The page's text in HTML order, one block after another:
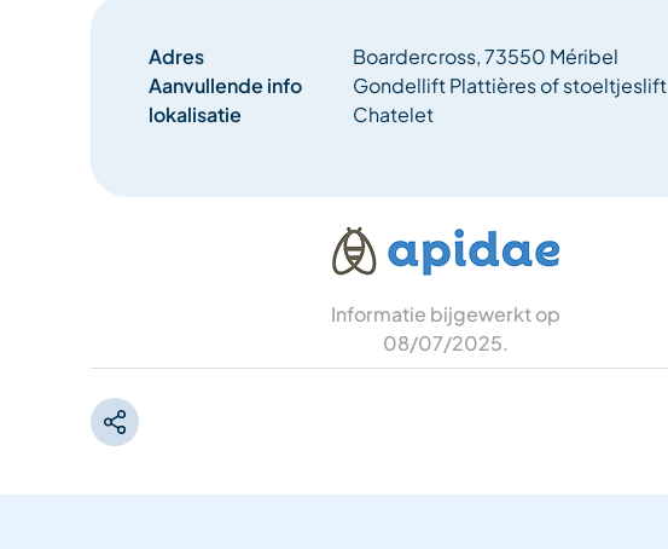
Adres
Boardercross, 73550 Méribel
Aanvullende info
lokalisatie
Gondellift Plattières of stoeltjeslift
Chatelet
Informatie bijgewerkt op
08/07/2025.